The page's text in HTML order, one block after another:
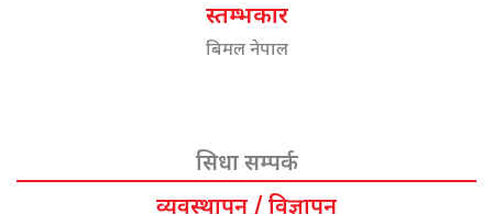
स्तम्भकार
बिमल नेपाल
सिधा सम्पर्क
व्यवस्थापन / विज्ञापन